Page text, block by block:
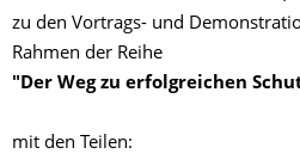
zu den Vortrags- und
Rahmen der Reihe
"Der Weg zu erfolgreichen
mit den Teilen: